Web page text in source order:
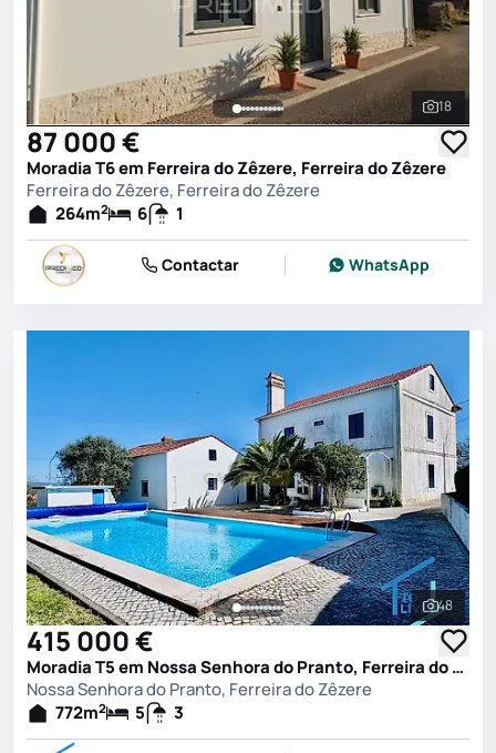
Ver
18
87 000 €
Moradia T6 em Ferreira do Zêzere, Ferreira do Zêzere
Ferreira do Zêzere, Ferreira do Zêzere
264m2 6 1
Contactar WhatsApp
Ver
48
415 000 €
Moradia T5 em Nossa Senhora do Pranto, Ferreira do Zêzere
Nossa Senhora do Pranto, Ferreira do Zêzere
772m2 5 3